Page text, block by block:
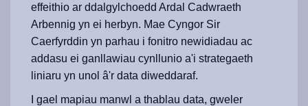
effeithio ar ddalgylchoedd Ardal Cadwraeth
Arbennig yn ei herbyn. Mae Cyngor Sir
Caerfyrddin yn parhau i fonitro newidiadau ac
addasu ei ganllawiau cynllunio a'i strategaeth
liniaru yn unol â'r data diweddaraf.
I gael mapiau manwl a thablau data, gweler